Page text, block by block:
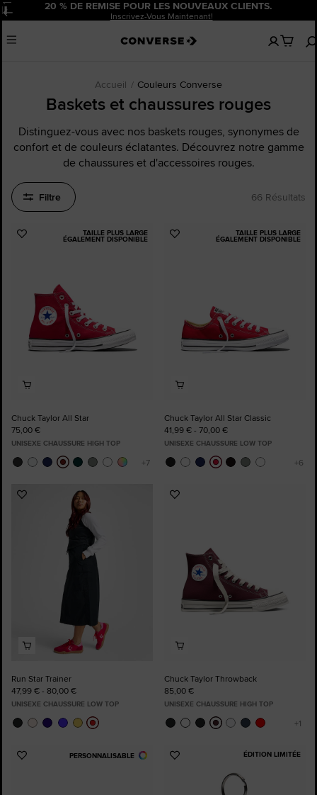
Pause 20 % DE REMISE POUR LES NOUVEAUX CLIENTS.
Inscrivez-Vous Maintenant!
Menu
Aucun
articles
Accueil Couleurs Converse
Baskets et chaussures rouges
Distinguez-vous avec nos baskets rouges, synonymes de
confort et de couleurs éclatantes. Découvrez notre gamme
de chaussures et d'accessoires rouges.
Filtre 66 Résultats
TAILLE PLUS LARGE
ÉGALEMENT DISPONIBLE
Ajouter
Chuck Taylor All Star
75,00 €
UNISEXE CHAUSSURE HIGH TOP
TAILLE PLUS LARGE
ÉGALEMENT DISPONIBLE
Ajouter
Chuck Taylor All Star Classic
41,99 € - 70,00 €
UNISEXE CHAUSSURE LOW TOP
Ajouter
Run Star Trainer
47,99 € - 80,00 €
UNISEXE CHAUSSURE LOW TOP
Ajouter
Chuck Taylor Throwback
85,00 €
UNISEXE CHAUSSURE HIGH TOP
PERSONNALISABLE
Ajouter
ÉDITION LIMITÉE
Ajouter